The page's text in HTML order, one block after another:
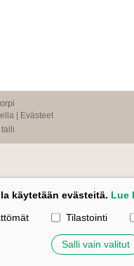
Evästeet
käytetään evästeitä. Lue
evästeet
Tilastointi
Salli vain valitut